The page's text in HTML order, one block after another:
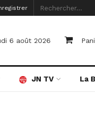
6 août 2026
JN TV La